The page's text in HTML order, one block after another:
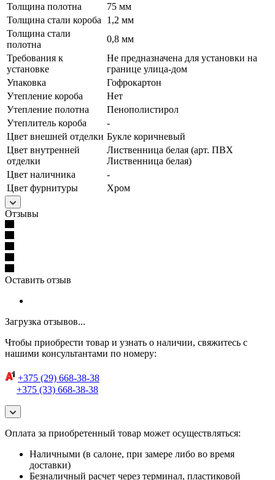
Толщина полотна
75 мм
Толщина стали короба
1,2 мм
Толщина стали
полотна
0,8 мм
Требования к
установке
Не предназначена для установки на
границе улица-дом
Упаковка
Гофрокартон
Утепление короба
Нет
Утепление полотна
Пенополистирол
Утеплитель короба
-
Цвет внешней отделки Букле коричневый
Цвет внутренней
отделки
Лиственница белая (арт. ПВХ
Лиственница белая)
Цвет наличника
-
Цвет фурнитуры
Хром
Отзывы
Оставить отзыв
Загрузка отзывов...
Чтобы приобрести товар и узнать о наличии, свяжитесь с
нашими консультантами по номеру:
+375 (29) 668-38-38
+375 (33) 668-38-38
Оплата за приобретенный товар может осуществляться:
Наличными (в салоне, при замере либо во время
доставки)
Безналичный расчет через терминал, пластиковой